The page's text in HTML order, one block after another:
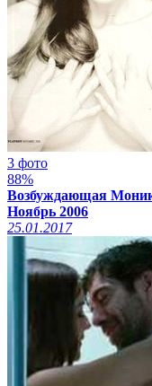
3 фото
88%
Возбуждающая
Ноябрь 2006
25.01.2017